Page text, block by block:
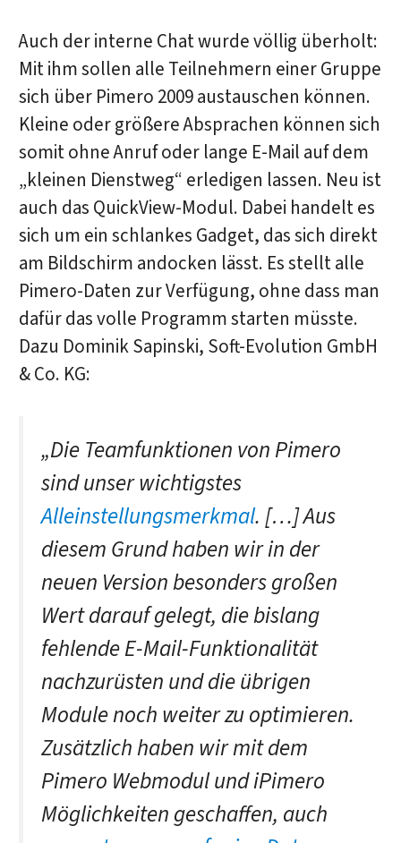
Auch der interne Chat wurde völlig überholt:
Mit ihm sollen alle Teilnehmern einer Gruppe
sich über Pimero 2009 austauschen können.
Kleine oder größere Absprachen können sich
somit ohne Anruf oder lange E-Mail auf dem
„kleinen Dienstweg“ erledigen lassen. Neu ist
auch das QuickView-Modul. Dabei handelt es
sich um ein schlankes Gadget, das sich direkt
am Bildschirm andocken lässt. Es stellt alle
Pimero-Daten zur Verfügung, ohne dass man
dafür das volle Programm starten müsste.
Dazu Dominik Sapinski, Soft-Evolution GmbH
& Co. KG:
„Die Teamfunktionen von Pimero
sind unser wichtigstes
Alleinstellungsmerkmal. […] Aus
diesem Grund haben wir in der
neuen Version besonders großen
Wert darauf gelegt, die bislang
fehlende E-Mail-Funktionalität
nachzurüsten und die übrigen
Module noch weiter zu optimieren.
Zusätzlich haben wir mit dem
Pimero Webmodul und iPimero
Möglichkeiten geschaffen, auch